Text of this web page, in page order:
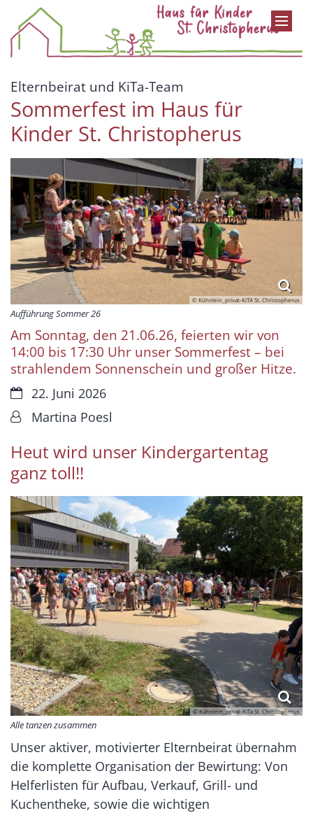
Zum Inhalt springen
Elternbeirat und KiTa-Team
Sommerfest im Haus für
Kinder St. Christopherus
© Kühnlein_privat-KiTA St. Christopherus
Aufführung Sommer 26
Am Sonntag, den 21.06.26, feierten wir von
14:00 bis 17:30 Uhr unser Sommerfest – bei
strahlendem Sonnenschein und großer Hitze.
Datum:22. Juni 2026
Von:Martina Poesl
Heut wird unser Kindergartentag
ganz toll!!
© Kühnlein_privat-KiTa St. Christopherus
Alle tanzen zusammen
Unser aktiver, motivierter Elternbeirat übernahm
die komplette Organisation der Bewirtung: Von
Helferlisten für Aufbau, Verkauf, Grill- und
Kuchentheke, sowie die wichtigen